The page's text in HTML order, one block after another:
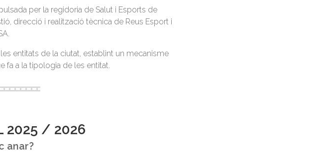
per la regidoria de Salut i Esports de
direcció i realització tècnica de Reus Esport i
entitats de la ciutat, establint un mecanisme
fa a la tipologia de les entitat.
2025 / 2026
anar?